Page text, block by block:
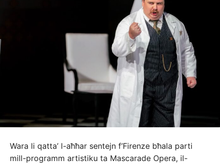
Wara li qatta’ l-aħħar sentejn f’Firenze bħala parti
mill-programm artistiku ta Mascarade Opera, il-